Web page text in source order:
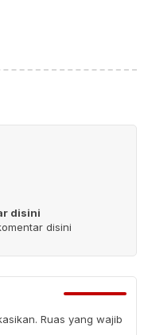
disini
disini
Ruas yang wajib